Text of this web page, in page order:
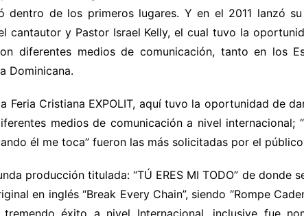
dentro de los primeros lugares. Y en el 2011 lanzó
cantautor y Pastor Israel Kelly, el cual tuvo la
diferentes medios de comunicación, tanto en los
Dominicana.
Feria Cristiana EXPOLIT, aquí tuvo la oportunidad de
medios de comunicación a nivel internacional;
él me toca” fueron las más solicitadas por el
producción titulada: “TÚ ERES MI TODO” de donde
en inglés “Break Every Chain”, siendo “Rompe